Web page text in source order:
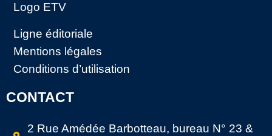
Logo ETV
Ligne éditoriale
Mentions légales
Conditions d’utilisation
CONTACT
2 Rue Amédée Barbotteau, bureau N° 23 &